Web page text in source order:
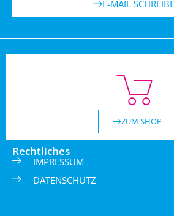
E-MAIL
ZUM SHOP
Rechtliches
IMPRESSUM
DATENSCHUTZ